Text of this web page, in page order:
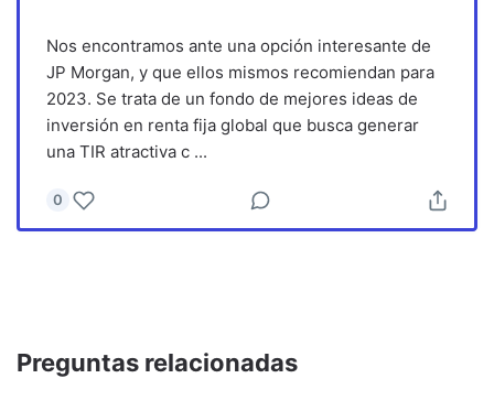
Nos encontramos ante una opción interesante de
JP Morgan, y que ellos mismos recomiendan para
2023. Se trata de un fondo de mejores ideas de
inversión en renta fija global que busca generar
una TIR atractiva c...
0
Preguntas relacionadas